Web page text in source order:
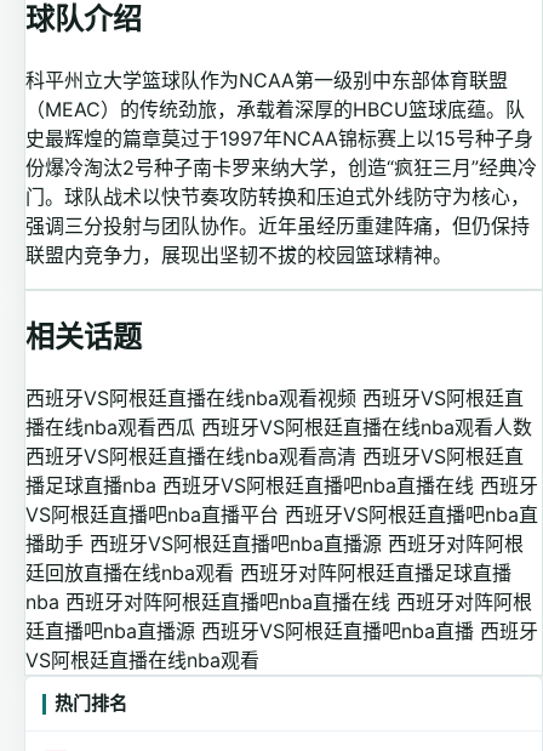
球队介绍
科平州立大学篮球队作为NCAA第一级别中东部体育联盟
（MEAC）的传统劲旅，承载着深厚的HBCU篮球底蕴。队
史最辉煌的篇章莫过于1997年NCAA锦标赛上以15号种子身
份爆冷淘汰2号种子南卡罗来纳大学，创造“疯狂三月”经典冷
门。球队战术以快节奏攻防转换和压迫式外线防守为核心，
强调三分投射与团队协作。近年虽经历重建阵痛，但仍保持
联盟内竞争力，展现出坚韧不拔的校园篮球精神。
相关话题
西班牙VS阿根廷直播在线nba观看视频 西班牙VS阿根廷直
播在线nba观看西瓜 西班牙VS阿根廷直播在线nba观看人数
西班牙VS阿根廷直播在线nba观看高清 西班牙VS阿根廷直
播足球直播nba 西班牙VS阿根廷直播吧nba直播在线 西班牙
VS阿根廷直播吧nba直播平台 西班牙VS阿根廷直播吧nba直
播助手 西班牙VS阿根廷直播吧nba直播源 西班牙对阵阿根
廷回放直播在线nba观看 西班牙对阵阿根廷直播足球直播
nba 西班牙对阵阿根廷直播吧nba直播在线 西班牙对阵阿根
廷直播吧nba直播源 西班牙VS阿根廷直播吧nba直播 西班牙
VS阿根廷直播在线nba观看
热门排名